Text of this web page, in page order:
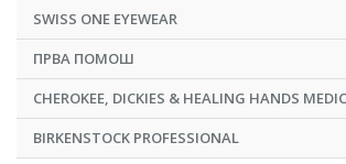
SWISS ONE EYEWEAR
ПРВА ПОМОШ
CHEROKEE, DICKIES & HEALING HANDS
BIRKENSTOCK PROFESSIONAL